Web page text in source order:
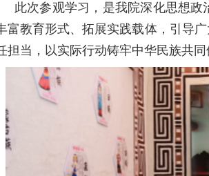
此次参观学习，是我院深化思想
富教育形式、拓展实践载体，引导
担当，以实际行动铸牢中华民族共同